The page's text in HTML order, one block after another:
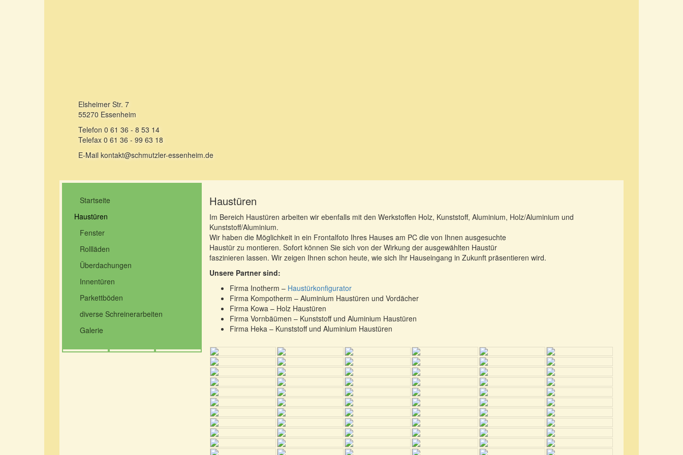
Elsheimer Str. 7
55270 Essenheim
Telefon 0 61 36 - 8 53 14
Telefax 0 61 36 - 99 63 18
E-Mail kontakt@schmutzler-essenheim.de
Startseite
Haustüren
Fenster
Rollläden
Überdachungen
Innentüren
Parkettböden
diverse Schreinerarbeiten
Galerie
Haustüren
Im Bereich Haustüren arbeiten wir ebenfalls mit den Werkstoffen Holz, Kunststoff, Aluminium, Holz/Aluminium und
Kunststoff/Aluminium.
Wir haben die Möglichkeit in ein Frontalfoto Ihres Hauses am PC die von Ihnen ausgesuchte
Haustür zu montieren. Sofort können Sie sich von der Wirkung der ausgewählten Haustür
faszinieren lassen. Wir zeigen Ihnen schon heute, wie sich Ihr Hauseingang in Zukunft präsentieren wird.
Unsere Partner sind:
Firma Inotherm – Haustürkonfigurator
Firma Kompotherm – Aluminium Haustüren und Vordächer
Firma Kowa – Holz Haustüren
Firma Vornbäümen – Kunststoff und Aluminium Haustüren
Firma Heka – Kunststoff und Aluminium Haustüren